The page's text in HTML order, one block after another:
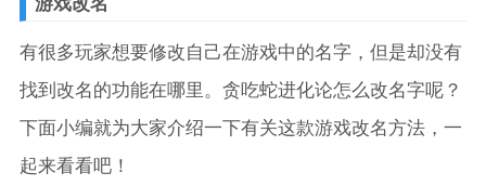
有很多玩家想要修改自己在游戏中的名字，但是却没有
找到改名的功能在哪里。贪吃蛇进化论怎么改名字呢？
下面小编就为大家介绍一下有关这款游戏改名方法，一
起来看看吧！